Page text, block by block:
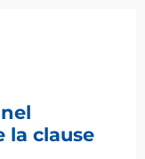
la clause